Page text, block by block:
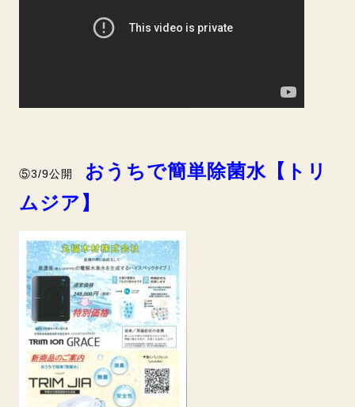
⑤3/9公開
おうちで簡単除菌水【トリ
ムジア】